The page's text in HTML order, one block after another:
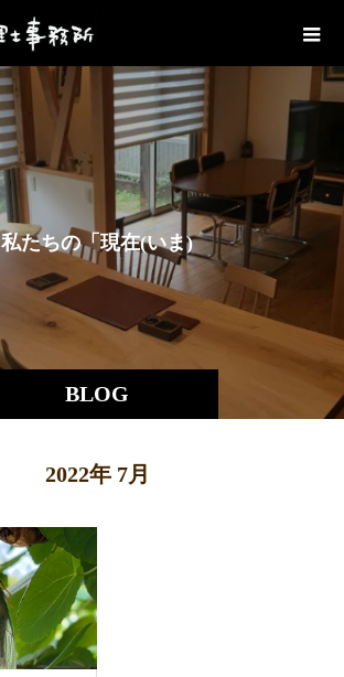
BLOG
たちの「現在(いま )」を
2022年 7月